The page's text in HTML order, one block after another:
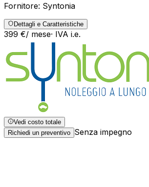
Fornitore: Syntonia
Dettagli e Caratteristiche
399 €/ mese· IVA i.e.
Vedi costo totale
Richiedi un preventivo Senza impegno